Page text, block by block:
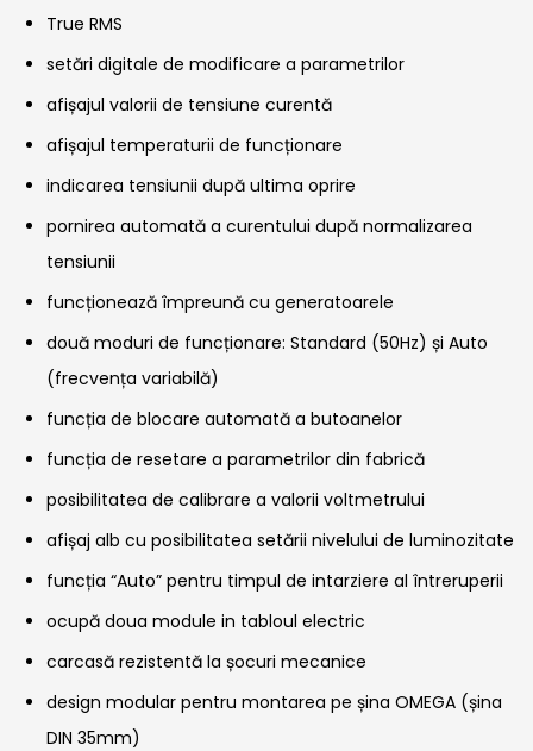
True RMS
setări digitale de modificare a parametrilor
afișajul valorii de tensiune curentă
afișajul temperaturii de funcționare
indicarea tensiunii după ultima oprire
pornirea automată a curentului după normalizarea
tensiunii
funcționează împreună cu generatoarele
două moduri de funcționare: Standard (50Hz) și Auto
(frecvența variabilă)
funcția de blocare automată a butoanelor
funcția de resetare a parametrilor din fabrică
posibilitatea de calibrare a valorii voltmetrului
afișaj alb cu posibilitatea setării nivelului de luminozitate
funcția “Auto” pentru timpul de intarziere al întreruperii
ocupă doua module in tabloul electric
carcasă rezistentă la șocuri mecanice
design modular pentru montarea pe șina OMEGA (șina
DIN 35mm)